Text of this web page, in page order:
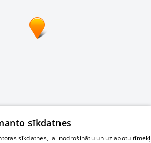
sīkdatnes
sīkdatnes, lai nodrošinātu un uzlabotu